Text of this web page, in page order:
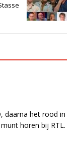
daarna het rood in
horen bij RTL.